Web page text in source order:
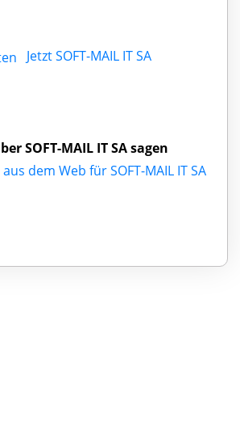
Jetzt SOFT-MAIL IT SA
SOFT-MAIL IT SA sagen
dem Web für SOFT-MAIL IT SA